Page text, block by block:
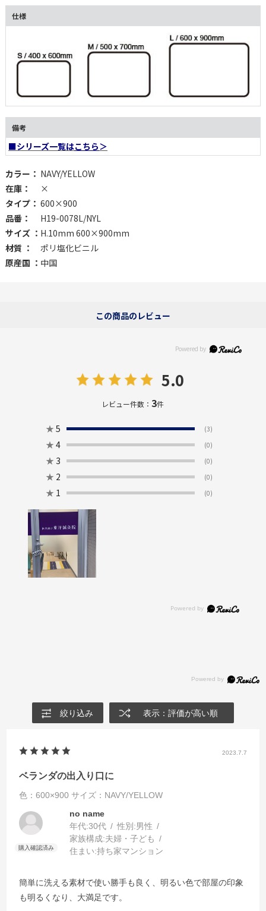
仕様
備考
■シリーズ一覧はこちら＞
カラー： NAVY/YELLOW
在庫：
×
タイプ： 600×900
品番：
H19-0078L/NYL
サイズ ： H.10mm 600×900mm
材質 ：
ポリ塩化ビニル
原産国 ： 中国
この商品のレビュー
5.0
レビュー件数：3件
★ 5 (3)
★ 4 (0)
★ 3 (0)
★ 2 (0)
★ 1 (0)
絞り込み 表示：評価が高い順
2023.7.7
ベランダの出入り口に
色：600×900 サイズ：NAVY/YELLOW
no name
年代:30代 性別:男性
家族構成:夫婦・子ども
住まい:持ち家マンション
簡単に洗える素材で使い勝手も良く、明るい色で部屋の印象
も明るくなり、大満足です。